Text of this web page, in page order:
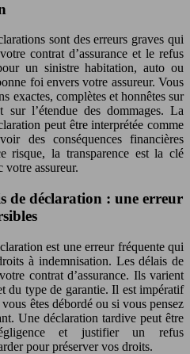
sont des erreurs graves qui
contrat d’assurance et le refus
un sinistre habitation, auto ou
foi envers votre assureur. Vous
exactes, complètes et honnêtes sur
sur l’étendue des dommages. La
peut être interprétée comme
des conséquences financières
risque, la transparence est la clé
votre assureur.
de déclaration : une erreur
est une erreur fréquente qui
à indemnisation. Les délais de
contrat d’assurance. Ils varient
du type de garantie. Il est impératif
êtes débordé ou si vous pensez
Une déclaration tardive peut être
et justifier un refus
pour préserver vos droits.